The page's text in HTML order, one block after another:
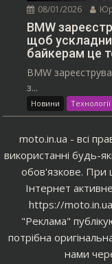
08/01/2026
BMW
щоб
байкерам це
BMW
з...
Новини Технології
moto.in.ua - всі
використанні будь-
обов'язкове. При
Інтернет
https://moto.in.ua
"Реклама"
потрібна
нами